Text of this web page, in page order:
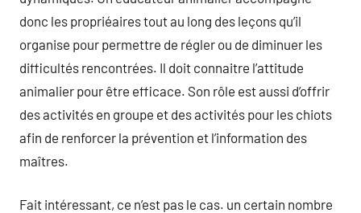
donc les propriéaires tout au long des leçons qu’il
organise pour permettre de régler ou de diminuer les
difficultés rencontrées. Il doit connaitre l’attitude
animalier pour être efficace. Son rôle est aussi d’offrir
des activités en groupe et des activités pour les chiots
afin de renforcer la prévention et l’information des
maîtres.
Fait intéressant, ce n’est pas le cas. un certain nombre